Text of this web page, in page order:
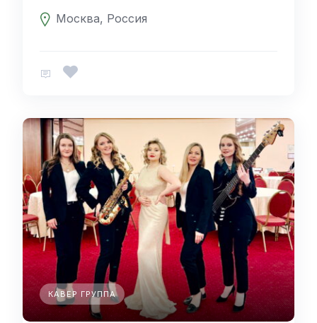
Москва, Россия
КАВЕР ГРУППА